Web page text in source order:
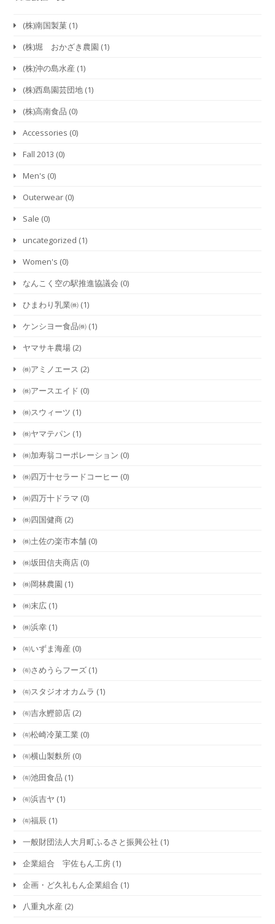
(株)南国製菓 (1)
(株)堀 おかざき農園 (1)
(株)沖の島水産 (1)
(株)西島園芸団地 (1)
(株)高南食品 (0)
Accessories (0)
Fall 2013 (0)
Men's (0)
Outerwear (0)
Sale (0)
uncategorized (1)
Women's (0)
なんこく空の駅推進協議会 (0)
ひまわり乳業㈱ (1)
ケンシヨー食品㈱ (1)
ヤマサキ農場 (2)
㈱アミノエース (2)
㈱アースエイド (0)
㈱スウィーツ (1)
㈱ヤマテパン (1)
㈱加寿翁コーポレーション (0)
㈱四万十セラードコーヒー (0)
㈱四万十ドラマ (0)
㈱四国健商 (2)
㈱土佐の楽市本舗 (0)
㈱坂田信夫商店 (0)
㈱岡林農園 (1)
㈱末広 (1)
㈱浜幸 (1)
㈲いずま海産 (0)
㈲さめうらフーズ (1)
㈲スタジオオカムラ (1)
㈲吉永鰹節店 (2)
㈲松崎冷菓工業 (0)
㈲横山製麩所 (0)
㈲池田食品 (1)
㈲浜吉ヤ (1)
㈲福辰 (1)
一般財団法人大月町ふるさと振興公社 (1)
企業組合 宇佐もん工房 (1)
企画・ど久礼もん企業組合 (1)
八重丸水産 (2)